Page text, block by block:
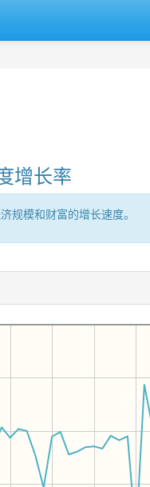
增长率
规模和财富的增长速度。